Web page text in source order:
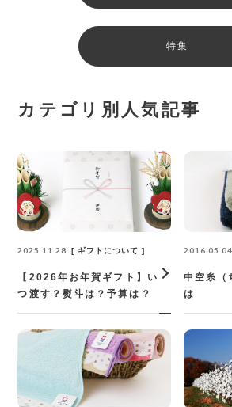
特集
カテゴリ別人気記事
2025.11.28 ギフトについて
【2026年お年賀ギフト】い
つ渡す？熨斗は？予算は？
2016.05.04
中空糸（
は